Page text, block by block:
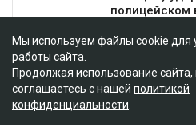
Мы используем файлы cookie для
работы сайта.
Продолжая использование сайта,
соглашаетесь с нашей политикой
конфиденциальности